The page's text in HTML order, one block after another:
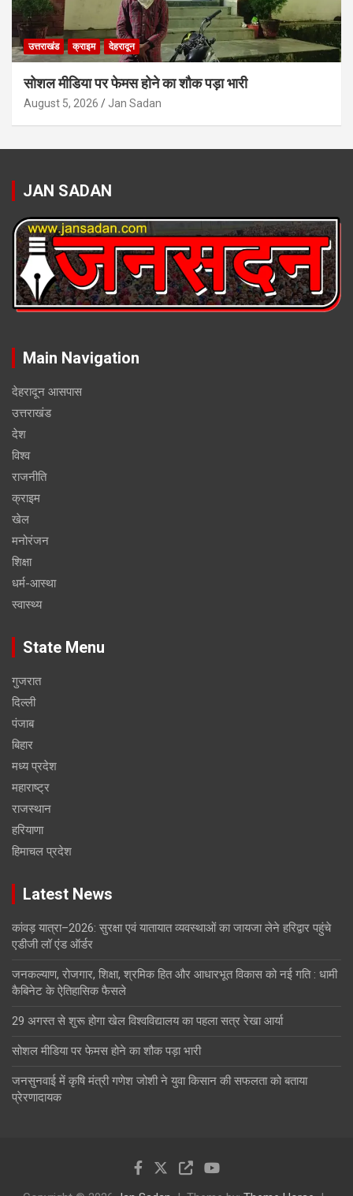
उत्तराखंड क्राइम देहरादून
सोशल मीडिया पर फेमस होने का शौक पड़ा भारी
August 5, 2026 Jan Sadan
JAN SADAN
Main Navigation
देहरादून आसपास
उत्तराखंड
देश
विश्व
राजनीति
क्राइम
खेल
मनोरंजन
शिक्षा
धर्म-आस्था
स्वास्थ्य
State Menu
गुजरात
दिल्ली
पंजाब
बिहार
मध्य प्रदेश
महाराष्ट्र
राजस्थान
हरियाणा
हिमाचल प्रदेश
Latest News
कांवड़ यात्रा–2026: सुरक्षा एवं यातायात व्यवस्थाओं का जायजा लेने हरिद्वार पहुंचे
एडीजी लॉ एंड ऑर्डर
जनकल्याण, रोजगार, शिक्षा, श्रमिक हित और आधारभूत विकास को नई गति : धामी
कैबिनेट के ऐतिहासिक फैसले
29 अगस्त से शुरू होगा खेल विश्वविद्यालय का पहला सत्र रेखा आर्या
सोशल मीडिया पर फेमस होने का शौक पड़ा भारी
जनसुनवाई में कृषि मंत्री गणेश जोशी ने युवा किसान की सफलता को बताया
प्रेरणादायक